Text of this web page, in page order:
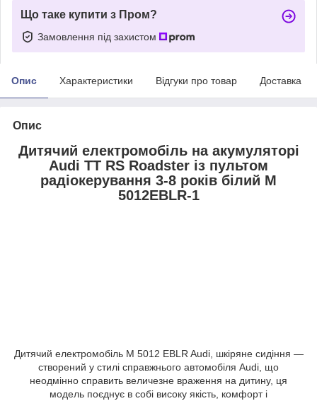
Що таке купити з Пром?
Замовлення під захистом
Опис Характеристики Відгуки про товар Доставка
Опис
Дитячий електромобіль на акумуляторі
Audi TT RS Roadster із пультом
радіокерування 3-8 років білий M
5012EBLR-1
Дитячий електромобіль M 5012 EBLR Audi, шкіряне сидіння —
створений у стилі справжнього автомобіля Audi, що
неодмінно справить величезне враження на дитину, ця
модель поєднує в собі високу якість, комфорт і